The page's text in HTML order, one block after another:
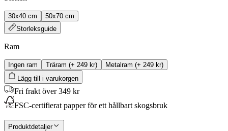
30x40 cm
50x70 cm
Storleksguide
Ram
Ingen ram Träram (+ 249 kr) Metalram (+ 249 kr)
Lägg till i varukorgen
Fri frakt över 349 kr
FSC-certifierat papper för ett hållbart skogsbruk
Produktdetaljer